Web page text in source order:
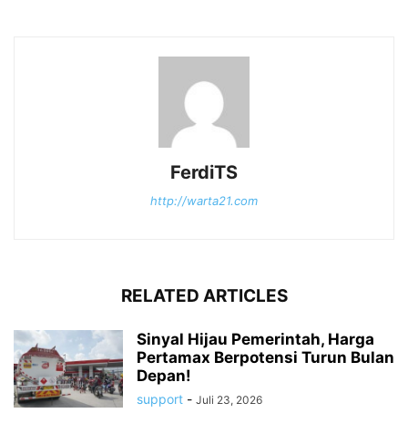
FerdiTS
http://warta21.com
RELATED ARTICLES
Sinyal Hijau Pemerintah, Harga
Pertamax Berpotensi Turun Bulan
Depan!
support - Juli 23, 2026